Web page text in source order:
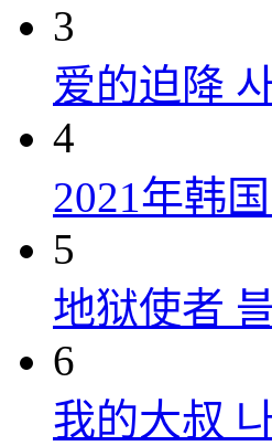
3
爱的迫降
4
2021年韩
5
地狱使者
6
我的大叔